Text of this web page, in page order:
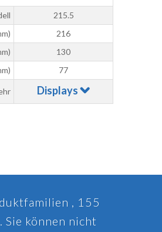
215.5
216
130
77
Displays
, 155
Sie können nicht